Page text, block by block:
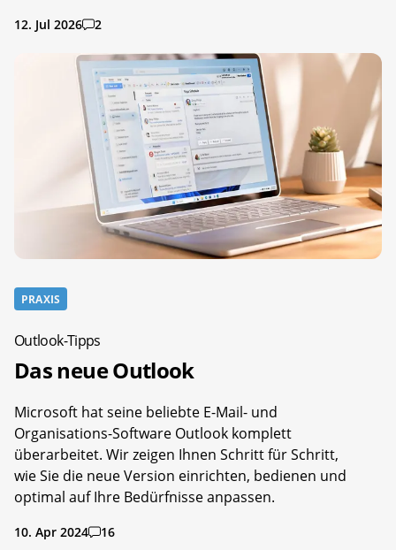
12. Jul 2026 2
PRAXIS
Outlook-Tipps
Das neue Outlook
Microsoft hat seine beliebte E-Mail- und
Organisations-Software Outlook komplett
überarbeitet. Wir zeigen Ihnen Schritt für Schritt,
wie Sie die neue Version einrichten, bedienen und
optimal auf Ihre Bedürfnisse anpassen.
10. Apr 2024 16